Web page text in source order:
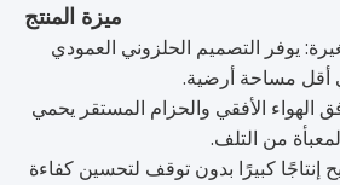
ميزة المنتج
يوفر التصميم الحلزوني العمودي
أقل مساحة أرضية.
الهواء الأفقي والحزام المستقر يحمي
من التلف.
إنتاجًا كبيرًا بدون توقف لتحسين كفاءة